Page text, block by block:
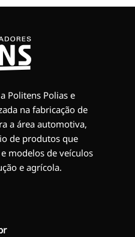
Politens Polias e
na fabricação de
a área automotiva,
de produtos que
modelos de veículos
e agrícola.